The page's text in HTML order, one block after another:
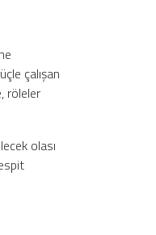
çalışan
röleler
olası